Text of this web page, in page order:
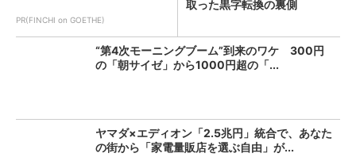
PR(FINCHI on GOETHE)
取った黒字転換の裏側
“第4次モーニングブーム”到来のワケ 300円
の「朝サイゼ」から1000円超の「...
ヤマダ×エディオン「2.5兆円」統合で、あなた
の街から「家電量販店を選ぶ自由」が...